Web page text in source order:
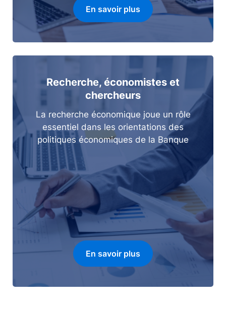
En savoir plus
Recherche, économistes et
chercheurs
La recherche économique joue un rôle
essentiel dans les orientations des
politiques économiques de la Banque
En savoir plus